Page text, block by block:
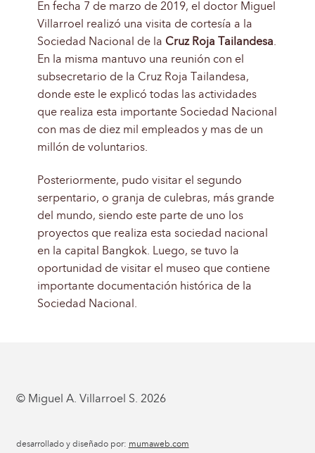
En fecha 7 de marzo de 2019, el doctor Miguel
Villarroel realizó una visita de cortesía a la
Sociedad Nacional de la Cruz Roja Tailandesa
En la misma mantuvo una reunión con el
subsecretario de la Cruz Roja Tailandesa,
donde este le explicó todas las actividades
que realiza esta importante Sociedad Nacional
con mas de diez mil empleados y mas de un
millón de voluntarios.
Posteriormente, pudo visitar el segundo
serpentario, o granja de culebras, más grande
del mundo, siendo este parte de uno los
proyectos que realiza esta sociedad nacional
en la capital Bangkok. Luego, se tuvo la
oportunidad de visitar el museo que contiene
importante documentación histórica de la
Sociedad Nacional.
© Miguel A. Villarroel S. 2026
desarrollado y diseñado por: mumaweb.com